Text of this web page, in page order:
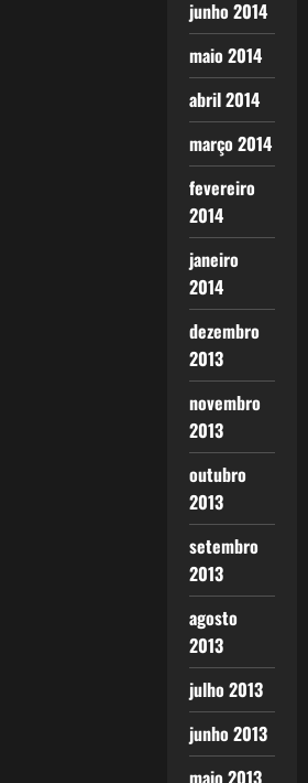
junho 2014
maio 2014
abril 2014
março 2014
fevereiro
2014
janeiro
2014
dezembro
2013
novembro
2013
outubro
2013
setembro
2013
agosto
2013
julho 2013
junho 2013
maio 2013